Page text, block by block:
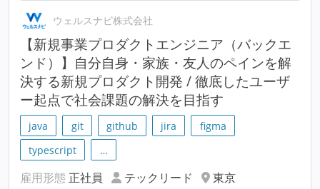
ウェルスナビ株式会社
【新規事業プロダクトエンジニア（バックエ
ンド）】自分自身・家族・友人のペインを解
決する新規プロダクト開発 / 徹底したユーザ
ー起点で社会課題の解決を目指す
java git github jira
figma
typescript
…
雇用形態 正社員 テックリード
東京